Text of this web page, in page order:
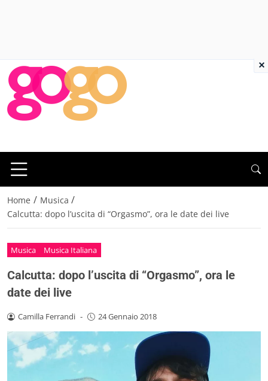
Home / Musica /
Calcutta: dopo l’uscita di “Orgasmo”, ora le date dei live
Musica Musica Italiana
Calcutta: dopo l’uscita di “Orgasmo”, ora le
date dei live
Camilla Ferrandi - 24 Gennaio 2018
×